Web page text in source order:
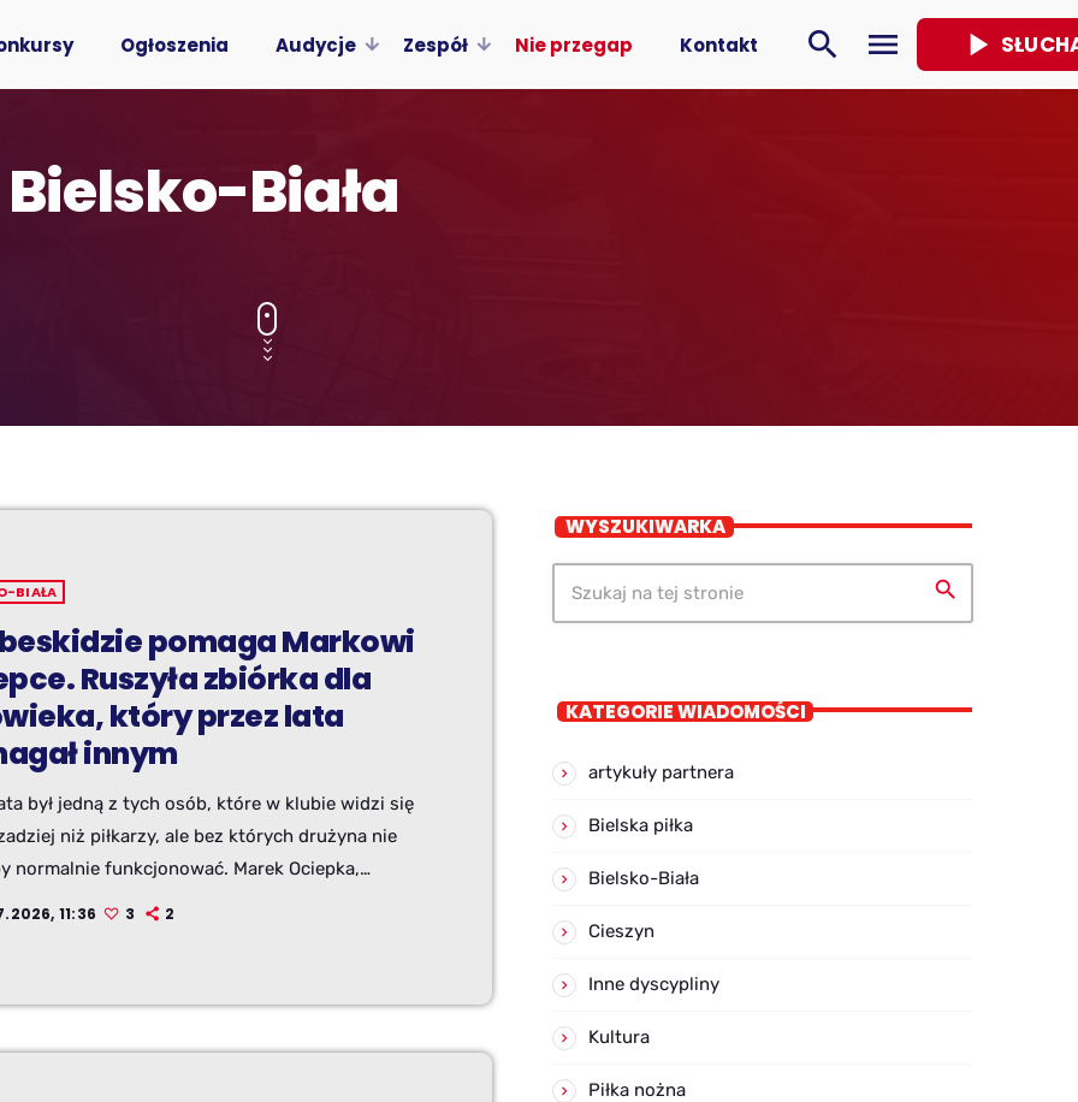
Ogłoszenia Audycje Zespół Nie przegap Kontakt search menu play_arrow
Biała
BIAŁA
pomaga Markowi
Ruszyła zbiórka dla
który przez lata
innym
był jedną z tych osób, które w klubie widzi się
niż piłkarzy, ale bez których drużyna nie
normalnie funkcjonować. Marek Ociepka,
masażysta TS Podbeskidzie Bielsko-Biała, dziś
11:36 3 2
WYSZUKIWARKA
search
KATEGORIE WIADOMOŚCI
artykuły partnera
Bielska piłka
Bielsko-Biała
Cieszyn
Inne dyscypliny
Kultura
Piłka nożna